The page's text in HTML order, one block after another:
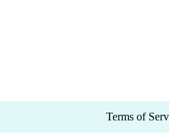
Terms of